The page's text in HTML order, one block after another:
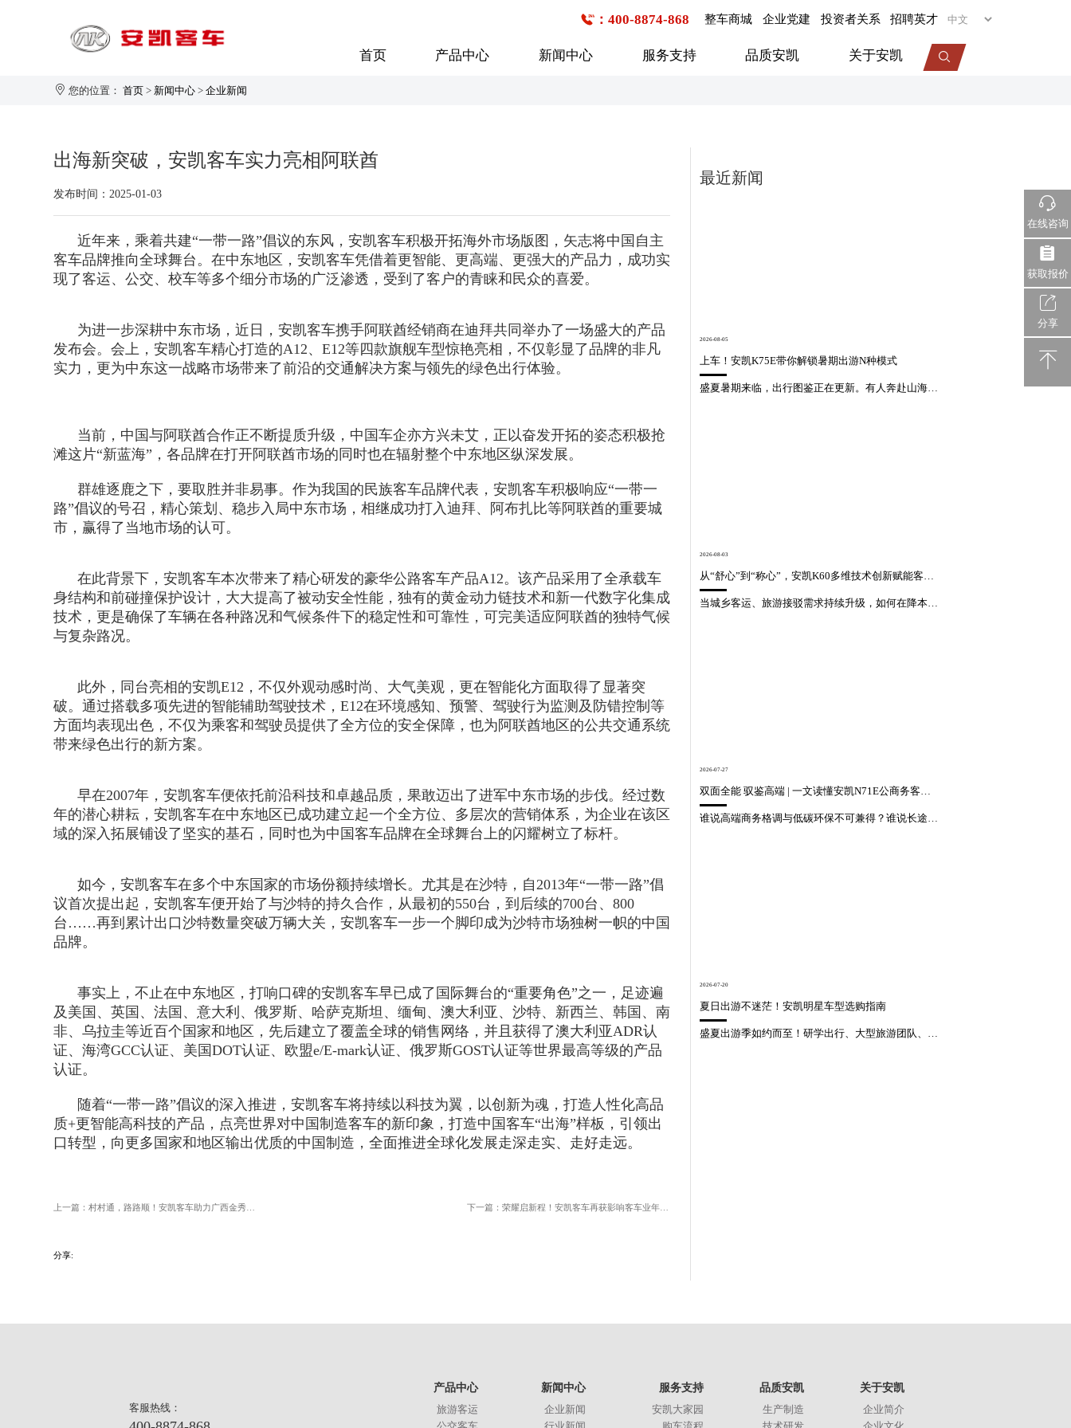
在线咨询
获取报价
分享
：400-8874-868 整车商城 企业党建 投资者关系 招聘英才
首页 产品中心
1-20座
31-40座
41-50座
50座以上
8-9米
9-10米
10-11米
11-12米
13米以上
31-40座
41-50座
50座以上
31-40座
41-50座
50座以上
新闻中心
企业新闻 行业新闻 媒体报道
服务支持
安凯大家园 购车流程 服务网点查询
电池回收
品质安凯
生产制造 技术研发
关于安凯
企业简介 企业文化 发展历程
您的位置：首页 > 新闻中心 >企业新闻
出海新突破，安凯客车实力亮相阿联酋
发布时间：2025-01-03
近年来，乘着共建“一带一路”倡议的东风，安凯客车积极开拓海外市场版图，矢志将中国自主
客车品牌推向全球舞台。在中东地区，安凯客车凭借着更智能、更高端、更强大的产品力，成功实
现了客运、公交、校车等多个细分市场的广泛渗透，受到了客户的青睐和民众的喜爱。
为进一步深耕中东市场，近日，安凯客车携手阿联酋经销商在迪拜共同举办了一场盛大的产品
发布会。会上，安凯客车精心打造的A12、E12等四款旗舰车型惊艳亮相，不仅彰显了品牌的非凡
实力，更为中东这一战略市场带来了前沿的交通解决方案与领先的绿色出行体验。
当前，中国与阿联酋合作正不断提质升级，中国车企亦方兴未艾，正以奋发开拓的姿态积极抢
滩这片“新蓝海”，各品牌在打开阿联酋市场的同时也在辐射整个中东地区纵深发展。
群雄逐鹿之下，要取胜并非易事。作为我国的民族客车品牌代表，安凯客车积极响应“一带一
路”倡议的号召，精心策划、稳步入局中东市场，相继成功打入迪拜、阿布扎比等阿联酋的重要城
市，赢得了当地市场的认可。
在此背景下，安凯客车本次带来了精心研发的豪华公路客车产品A12。该产品采用了全承载车
身结构和前碰撞保护设计，大大提高了被动安全性能，独有的黄金动力链技术和新一代数字化集成
技术，更是确保了车辆在各种路况和气候条件下的稳定性和可靠性，可完美适应阿联酋的独特气候
与复杂路况。
此外，同台亮相的安凯E12，不仅外观动感时尚、大气美观，更在智能化方面取得了显著突
破。通过搭载多项先进的智能辅助驾驶技术，E12在环境感知、预警、驾驶行为监测及防错控制等
方面均表现出色，不仅为乘客和驾驶员提供了全方位的安全保障，也为阿联酋地区的公共交通系统
带来绿色出行的新方案。
早在2007年，安凯客车便依托前沿科技和卓越品质，果敢迈出了进军中东市场的步伐。经过数
年的潜心耕耘，安凯客车在中东地区已成功建立起一个全方位、多层次的营销体系，为企业在该区
域的深入拓展铺设了坚实的基石，同时也为中国客车品牌在全球舞台上的闪耀树立了标杆。
如今，安凯客车在多个中东国家的市场份额持续增长。尤其是在沙特，自2013年“一带一路”倡
议首次提出起，安凯客车便开始了与沙特的持久合作，从最初的550台，到后续的700台、800
台……再到累计出口沙特数量突破万辆大关，安凯客车一步一个脚印成为沙特市场独树一帜的中国
品牌。
事实上，不止在中东地区，打响口碑的安凯客车早已成了国际舞台的“重要角色”之一，足迹遍
及美国、英国、法国、意大利、俄罗斯、哈萨克斯坦、缅甸、澳大利亚、沙特、新西兰、韩国、南
非、乌拉圭等近百个国家和地区，先后建立了覆盖全球的销售网络，并且获得了澳大利亚ADR认
证、海湾GCC认证、美国DOT认证、欧盟e/E-mark认证、俄罗斯GOST认证等世界最高等级的产品
认证。
随着“一带一路”倡议的深入推进，安凯客车将持续以科技为翼，以创新为魂，打造人性化高品
质+更智能高科技的产品，点亮世界对中国制造客车的新印象，打造中国客车“出海”样板，引领出
口转型，向更多国家和地区输出优质的中国制造，全面推进全球化发展走深走实、走好走远。
下一篇：荣耀启新程！安凯客车再获影响客车业年度活动大奖
分享:
最近新闻
2026-08-05
上车！安凯K75E带你解锁暑期出游N种模式
盛夏暑期来临，出行图鉴正在更新。有人奔赴山海旷野，追逐晚风落日；有人漫步古镇街巷，邂逅烟火诗意；有人走进山野自然，慢享松弛时光。安凯K75E，适配多元出行场景，承包夏日出游的所有美好与快乐！暑期畅快出游，长效续航与宽敞空间缺一不可。安凯K75E搭载165kWh高容量电池与智能热管理系统，搭配集成式电...
2026-08-03
当城乡客运、旅游接驳需求持续升级，如何在降本增效与服务升级间找到最优解？全新一代高性价比中巴车安凯K60以多维技术创新与硬核产品力，给出最佳答案。MPV风格质感造型，U型前脸搭配LED纵列大灯与直瀑格栅，大气醒目。全车一体化流线车身优化风阻、降低能耗。2.25m宽体车身拓展横向空间，乘坐更舒展。安凯...
2026-07-27
谁说高端商务格调与低碳环保不可兼得？谁说长途奔波与舒适尊享难以两全？作为安凯在高端商务领域的旗舰力作，N71E高端公商务客车以全面焕新之姿登场，一面硬核可靠，一面精致考究，双面皆藏实力，重新定义公商务出行新标杆。安凯N71E硬核赋能高端商务出行，搭载155kWh超大容量电池组与160kW高性能永磁同...
2026-07-20
夏日出游不迷茫！安凯明星车型选购指南
盛夏出游季如约而至！研学出行、大型旅游团队、企业团建、城市夜游等各类出行需求集中爆发。不同团队规模、不同出行场景，用车选择大有讲究。这份实用的安凯车型选购指南，精准匹配各类出游需求，对号入座即可，让你的夏日出行省心又有质感。适配场景：长线旅游、景区客运、大规模团队出游超大宽敞座舱，载客空间充足，全员...
客服热线：
产品中心
旅游客运
新闻中心
企业新闻
服务支持
安凯大家园
品质安凯
生产制造
关于安凯
企业简介